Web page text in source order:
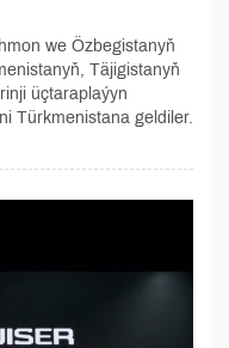
we Özbegistanyň
Täjigistanyň
üçtaraplaýyn
Türkmenistana geldiler.